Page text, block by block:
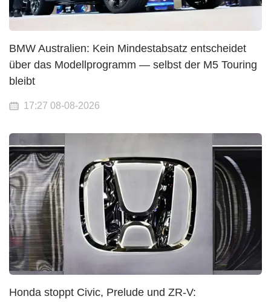
BMW Australien: Kein Mindestabsatz entscheidet
über das Modellprogramm — selbst der M5 Touring
bleibt
17:27 08-08-2026
Honda stoppt Civic, Prelude und ZR-V: